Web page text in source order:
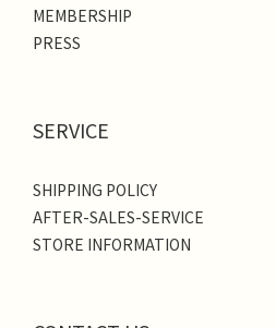
MEMBERSHIP
PRESS
SERVICE
SHIPPING POLICY
AFTER-SALES-SERVICE
STORE INFORMATION